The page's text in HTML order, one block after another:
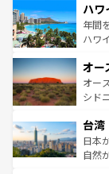
ば市
着の
のよ
ンメ
西部
部の
文化
しみ
ならでは
情報
ハワ
年間
ハワ
ワイ
島だ
おす
れる
人々
ク、
オー
オー
シド
リア
ク）
ど、
台湾
日本
自然